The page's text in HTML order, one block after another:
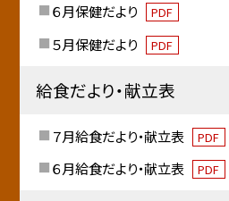
６月保健だより
PDF
５月保健だより PDF
給食だより・献立表
７月給食だより・献立表 PDF
６月給食だより・献立表
PDF